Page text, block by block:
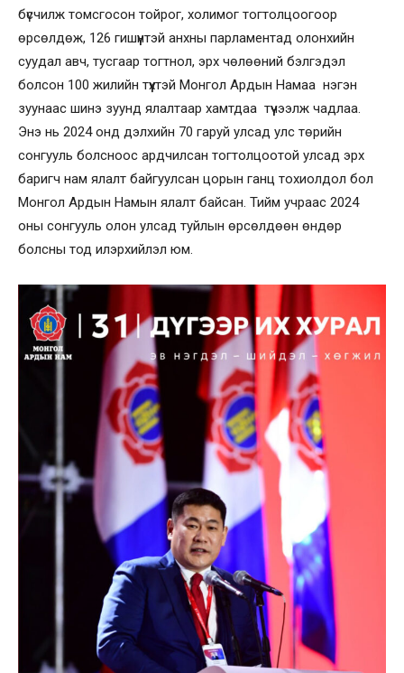
бүсчилж томсгосон тойрог, холимог тогтолцоогоор
өрсөлдөж, 126 гишүүнтэй анхны парламентад олонхийн
суудал авч, тусгаар тогтнол, эрх чөлөөний бэлгэдэл
болсон 100 жилийн түүхтэй Монгол Ардын Намаа нэгэн
зуунаас шинэ зуунд ялалтаар хамтдаа түүчээлж чадлаа.
Энэ нь 2024 онд дэлхийн 70 гаруй улсад улс төрийн
сонгууль болсноос ардчилсан тогтолцоотой улсад эрх
баригч нам ялалт байгуулсан цорын ганц тохиолдол бол
Монгол Ардын Намын ялалт байсан. Тийм учраас 2024
оны сонгууль олон улсад туйлын өрсөлдөөн өндөр
болсны тод илэрхийлэл юм.